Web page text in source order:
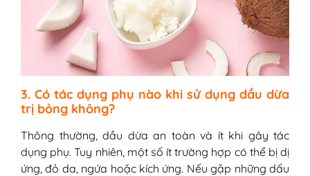
3. Có tác dụng phụ nào khi sử dụng dầu dừa
trị bỏng không?
Thông thường, dầu dừa an toàn và ít khi gây tác
dụng phụ. Tuy nhiên, một số ít trường hợp có thể bị dị
ứng, đỏ da, ngứa hoặc kích ứng. Nếu gặp những dấu